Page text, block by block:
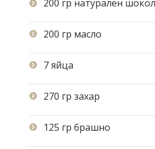
200 гр натурален
200 гр масло
7 яйца
270 гр захар
125 гр брашно